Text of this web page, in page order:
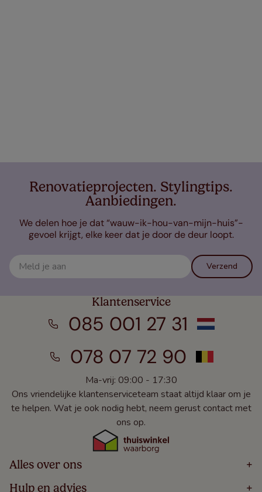
Renovatieprojecten. Stylingtips.
Aanbiedingen.
We delen hoe je dat “wauw-ik-hou-van-mijn-huis”-
gevoel krijgt, elke keer dat je door de deur loopt.
Verzend
Klantenservice
085 001 27 31
078 07 72 90
Ma-vrij: 09:00 - 17:30
Ons vriendelijke klantenserviceteam staat altijd klaar om je
te helpen. Wat je ook nodig hebt, neem gerust contact met
ons op.
Alles over ons +
Home
Hulp en advies +